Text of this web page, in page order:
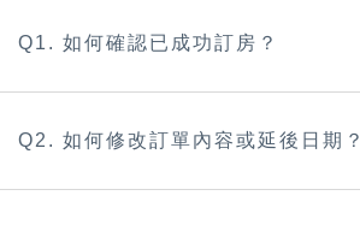
Q1. 如何確認已成功訂房？
Q2. 如何修改訂單內容或延後日期？